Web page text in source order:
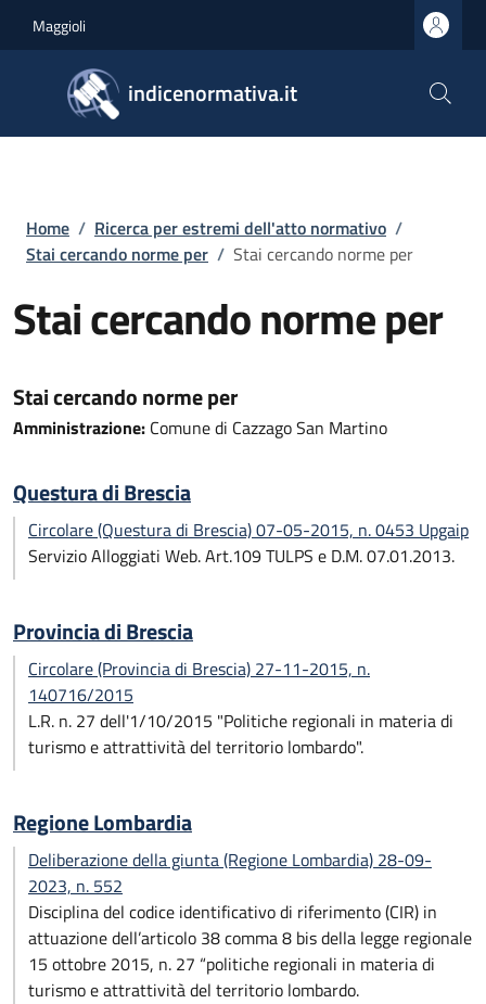
Maggioli
indicenormativa.it
Briciole di pane
Home / Ricerca per estremi dell'atto normativo /
Stai cercando norme per / Stai cercando norme per
Stai cercando norme per
Stai cercando norme per
Amministrazione: Comune di Cazzago San Martino
Questura di Brescia
Circolare (Questura di Brescia) 07-05-2015, n. 0453 Upgaip
Servizio Alloggiati Web. Art.109 TULPS e D.M. 07.01.2013.
Provincia di Brescia
Circolare (Provincia di Brescia) 27-11-2015, n.
140716/2015
L.R. n. 27 dell'1/10/2015 "Politiche regionali in materia di
turismo e attrattività del territorio lombardo".
Regione Lombardia
Deliberazione della giunta (Regione Lombardia) 28-09-
2023, n. 552
Disciplina del codice identificativo di riferimento (CIR) in
attuazione dell’articolo 38 comma 8 bis della legge regionale
15 ottobre 2015, n. 27 “politiche regionali in materia di
turismo e attrattività del territorio lombardo.